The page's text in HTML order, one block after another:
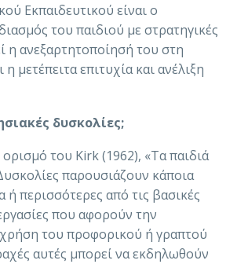
Εκπαιδευτικού είναι ο
του παιδιού με στρατηγικές
η ανεξαρτητοποίησή του στη
μετέπειτα επιτυχία και ανέλιξη
δυσκολίες;
του Kirk (1962), «Τα παιδιά
παρουσιάζουν κάποια
ή περισσότερες από τις βασικές
που αφορούν την
του προφορικού ή γραπτού
αυτές μπορεί να εκδηλωθούν